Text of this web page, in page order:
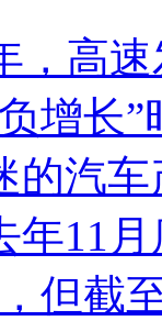
，高
增长
的汽
年11
但截